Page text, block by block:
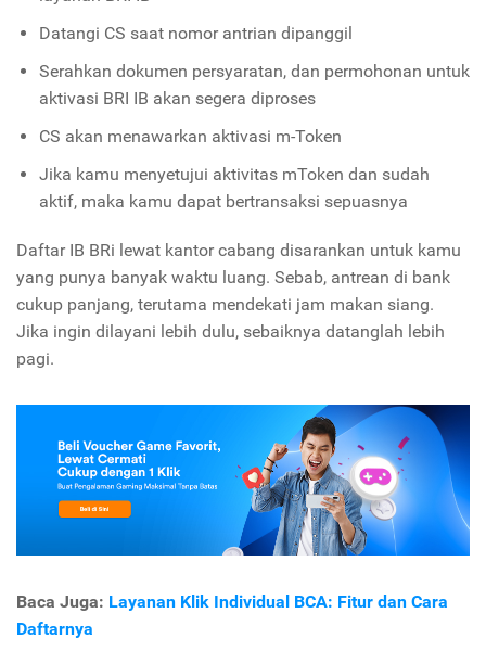
Datangi CS saat nomor antrian dipanggil
Serahkan dokumen persyaratan, dan permohonan untuk
aktivasi BRI IB akan segera diproses
CS akan menawarkan aktivasi m-Token
Jika kamu menyetujui aktivitas mToken dan sudah
aktif, maka kamu dapat bertransaksi sepuasnya
Daftar IB BRi lewat kantor cabang disarankan untuk kamu
yang punya banyak waktu luang. Sebab, antrean di bank
cukup panjang, terutama mendekati jam makan siang.
Jika ingin dilayani lebih dulu, sebaiknya datanglah lebih
pagi.
Baca Juga: Layanan Klik Individual BCA: Fitur dan Cara
Daftarnya